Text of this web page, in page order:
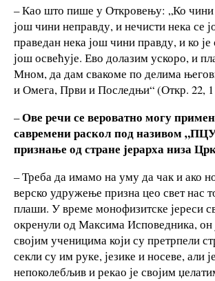
– Као што пише у Откровењу: „Ко чини
још чини неправду, и нечисти нека се
праведан нека још чини правду, и ко је
још освећује. Ево долазим ускоро, и
Мном, да дам свакоме по делима
и Омега, Први и Последњи“ (Откр. 22,
–Ове речи се вероватно могу
савремени раскол под називом
признање од стране јерарха низа
–Треба да имамо на уму да чак и ако
верско удружење призна цео свет нас
плаши. У време монофизитске јереси
окренули од Максима Исповедника, он
својим ученицима који су претрпели
секли су им руке, језике и носеве, али
непоколебљив и рекао је својим